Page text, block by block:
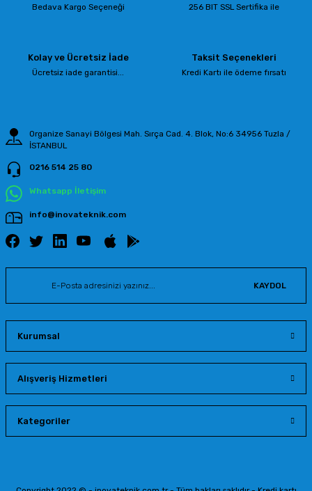
Ürün resmi kalitesiz, bozuk veya görüntülenemiyor.
Ürün fiyatı diğer sitelerden daha pahalı.
Bedava Kargo Seçeneği 256 BIT SSL Sertifika ile
Kolay ve Ücretsiz İade
Ücretsiz iade garantisi...
Taksit Seçenekleri
Kredi Kartı ile ödeme fırsatı
Organize Sanayi Bölgesi Mah. Sırça Cad. 4. Blok, No:6 34956 Tuzla /
İSTANBUL
0216 514 25 80
Whatsapp İletişim
info@inovateknik.com
KAYDOL
Kurumsal
Alışveriş Hizmetleri
Kategoriler